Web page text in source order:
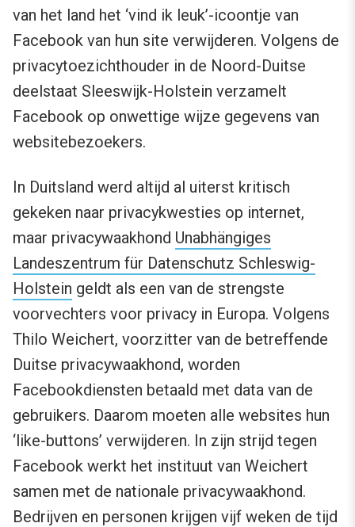
van het land het ‘vind ik leuk’-icoontje van
Facebook van hun site verwijderen. Volgens de
privacytoezichthouder in de Noord-Duitse
deelstaat Sleeswijk-Holstein verzamelt
Facebook op onwettige wijze gegevens van
websitebezoekers.
In Duitsland werd altijd al uiterst kritisch
gekeken naar privacykwesties op internet,
maar privacywaakhond Unabhängiges
Landeszentrum für Datenschutz Schleswig-
Holstein geldt als een van de strengste
voorvechters voor privacy in Europa. Volgens
Thilo Weichert, voorzitter van de betreffende
Duitse privacywaakhond, worden
Facebookdiensten betaald met data van de
gebruikers. Daarom moeten alle websites hun
‘like-buttons’ verwijderen. In zijn strijd tegen
Facebook werkt het instituut van Weichert
samen met de nationale privacywaakhond.
Bedrijven en personen krijgen vijf weken de tijd